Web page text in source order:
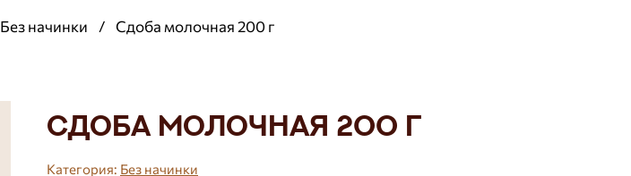
Без начинки / Сдоба молочная 200 г
Сдоба молочная 200 г
Категория: Без начинки